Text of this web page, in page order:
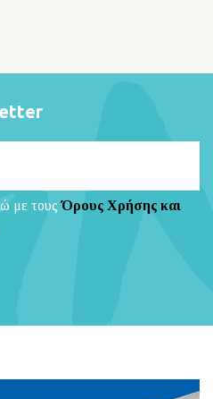
με τουςΌρους Χρήσης και